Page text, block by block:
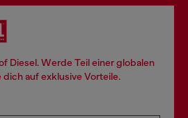
Diesel. Werde Teil einer globalen
auf exklusive Vorteile.